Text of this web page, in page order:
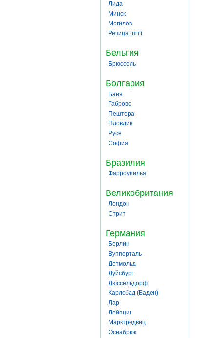
Лида
Минск
Могилев
Речица (пгт)
Бельгия
Брюссель
Болгария
Баня
Габрово
Пештера
Пловдив
Русе
София
Бразилия
Фарроупилья
Великобритания
Лондон
Стрит
Германия
Берлин
Вупперталь
Детмольд
Дуйсбург
Дюссельдорф
Карлсбад (Баден)
Лар
Лейпциг
Марктредвиц
Оснабрюк